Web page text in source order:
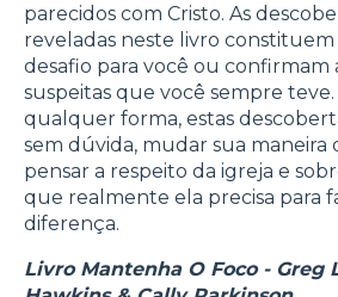
parecidos com Cristo. As
reveladas neste livro
desafio para você ou confirmam
suspeitas que você sempre teve.
qualquer forma, estas
sem dúvida, mudar sua maneira
pensar a respeito da igreja e
que realmente ela precisa para
diferença.
Livro Mantenha O Foco - Greg